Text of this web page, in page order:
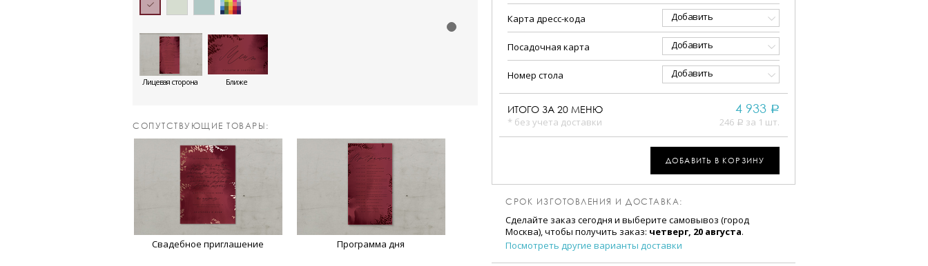
Лицевая сторона Ближе
CОПУТСТВУЮЩИЕ ТОВАРЫ:
Свадебное приглашение Программа дня
Карта дресс-кода Добавить
Посадочная карта Добавить
Номер стола Добавить
ИТОГО ЗА 20 МЕНЮ
* без учета доставки
4 933 a
246 a за 1 шт.
ДОБАВИТЬ В КОРЗИНУ
СРОК ИЗГОТОВЛЕНИЯ И ДОСТАВКА:
Сделайте заказ сегодня и выберите самовывоз (город
Москва), чтобы получить заказ: четверг, 20 августа.
Посмотреть другие варианты доставки